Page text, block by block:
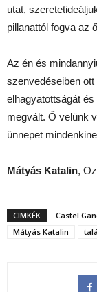
utat,
pillanattól fogva az
Az én és
szenvedéseiben
elhagyatottságát
megvált. Ő velünk
ünnepet
Mátyás Katalin,
CIMKÉK Castel
Mátyás Katalin